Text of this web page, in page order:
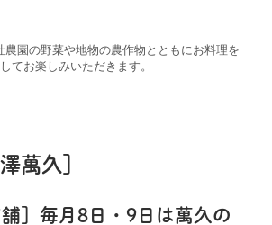
農園の野菜や地物の農作物とともにお料理を
てお楽しみいただきます。
萬久］
］毎月8日・9日は萬久の